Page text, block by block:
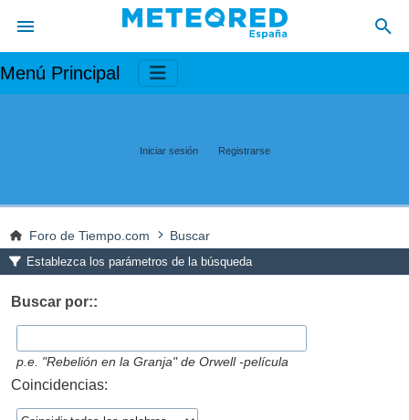
Menú Principal
Iniciar sesión Registrarse
Foro de Tiempo.com Buscar
Establezca los parámetros de la búsqueda
Buscar por::
p.e. "Rebelión en la Granja" de Orwell -película
Coincidencias: